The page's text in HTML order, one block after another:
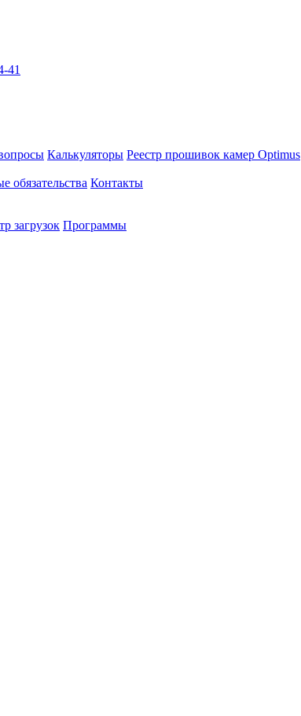
41
Калькуляторы Реестр прошивок камер Optimus
обязательства Контакты
загрузок Программы